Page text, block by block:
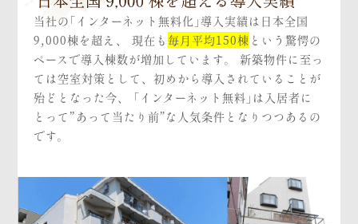
当社の「インターネット無料化」導入実績は日本全国
9,000棟を超え、 現在も 毎月平均150棟 という驚愕の
ペースで導入棟数が増加しています。 新築物件に至っ
ては空室対策として、初めから導入されていることが
殆どとなった今、 「インターネット無料」は入居者に
とって”あって当たり前”な人気条件となりつつあるの
です。